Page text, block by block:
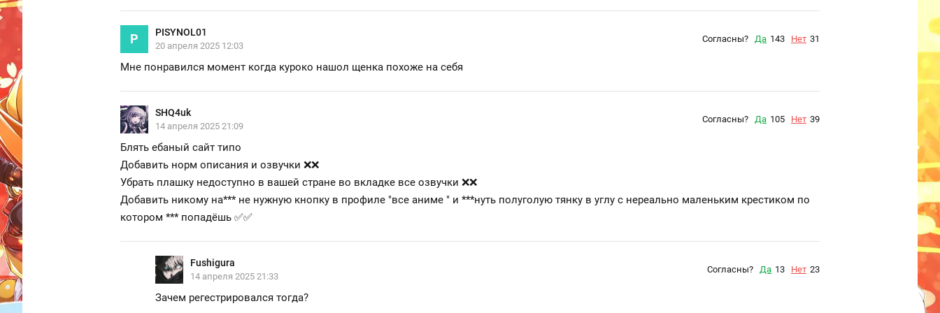
P PISYNOL01
20 апреля 2025 12:03
Согласны? Да 143 Нет 31
Мне понравился момент когда куроко нашол щенка похоже на себя
SHQ4uk
14 апреля 2025 21:09
Согласны? Да 105 Нет 39
Блять ебаный сайт типо
Добавить норм описания и озвучки ❌❌
Убрать плашку недоступно в вашей стране во вкладке все озвучки ❌❌
Добавить никому на***не нужную кнопку в профиле "все аниме " и ***нуть полуголую тянку в углу с нереально маленьким крестиком по
котором ***попадёшь ✅✅
Fushigura
14 апреля 2025 21:33
Согласны? Да 13 Нет 23
Зачем регестрировался тогда?